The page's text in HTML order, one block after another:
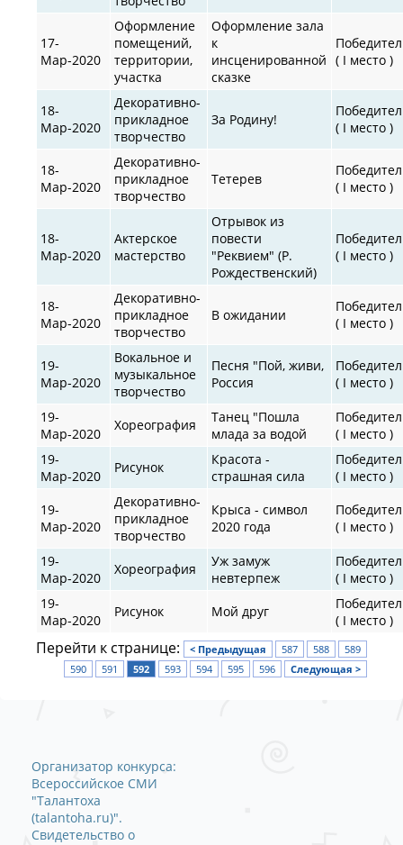
17-
Мар-2020
Оформление
помещений,
территории,
участка
Оформление зала
к
инсценированной
сказке
( I место )
18-
Мар-2020
Декоративно-
прикладное
творчество
За Родину!
( I место )
18-
Мар-2020
Декоративно-
прикладное
творчество
Тетерев
( I место )
18-
Мар-2020
Актерское
мастерство
Отрывок из
повести
"Реквием" (Р.
Рождественский)
( I место )
18-
Мар-2020
Декоративно-
прикладное
творчество
В ожидании
( I место )
19-
Мар-2020
Вокальное и
музыкальное
творчество
Песня "Пой, живи,
Россия
( I место )
19-
Мар-2020
Хореография
Танец "Пошла
млада за водой
( I место )
19-
Мар-2020
Рисунок
Красота -
страшная сила
( I место )
19-
Мар-2020
Декоративно-
прикладное
творчество
Крыса - символ
2020 года
( I место )
19-
Мар-2020
Хореография
Уж замуж
невтерпеж
( I место )
19-
Мар-2020
Рисунок Мой друг
( I место )
Перейти к странице: < Предыдущая 587 588
589
590
591 592 593 594 595 596 Следующая >
Организатор конкурса:
Всероссийское СМИ
"Талантоха
(talantoha.ru)".
Свидетельство о